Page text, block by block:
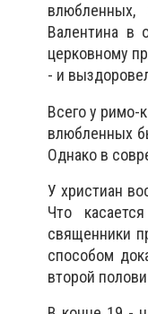
Валентина в
церковному
- и
Всего у римо-
влюбленных
Однако в
У христиан
Что
священники
способом
второй